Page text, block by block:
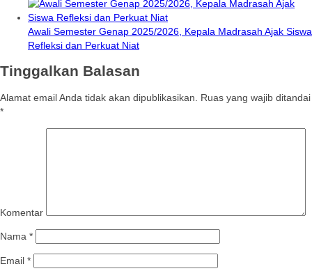
Awali Semester Genap 2025/2026, Kepala Madrasah Ajak Siswa
Refleksi dan Perkuat Niat
Tinggalkan Balasan
Alamat email Anda tidak akan dipublikasikan. Ruas yang wajib ditandai
*
Komentar
Nama *
Email *